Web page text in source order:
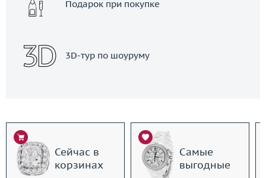
Подарок при покупке
3D-тур по шоуруму
Сейчас в
корзинах
Самые
выгодные